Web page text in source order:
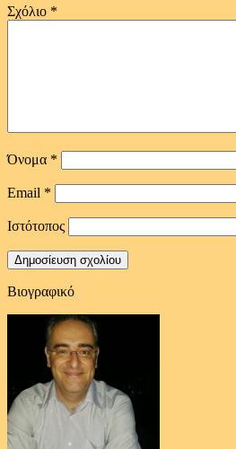
Σχόλιο *
Όνομα *
Email *
Ιστότοπος
Βιογραφικό